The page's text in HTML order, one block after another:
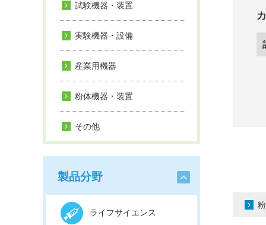
試験機器・装置
実験機器・設備
産業用機器
粉体機器・装置
その他
製品分野
ライフサイエンス